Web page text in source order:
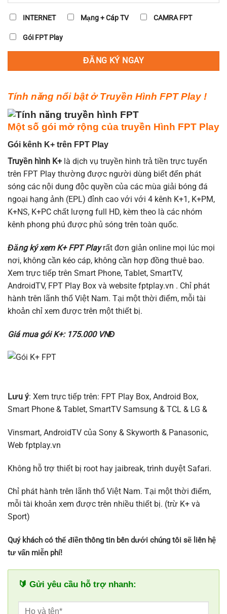
INTERNET Mạng + Cáp TV CAMRA FPT
Gói FPT Play
Tính năng nổi bật ở Truyền Hình FPT Play !
Một số gói mở rộng của truyền Hình FPT Play
Gói kênh K+ trên FPT Play
Truyền hình K+ là dịch vụ truyền hình trả tiền trực tuyến
trên FPT Play thường được người dùng biết đến phát
sóng các nội dung độc quyền của các mùa giải bóng đá
ngoại hạng ảnh (EPL) đỉnh cao với với 4 kênh K+1, K+PM,
K+NS, K+PC chất lượng full HD, kèm theo là các nhóm
kênh phong phú được phủ sóng trên toàn quốc.
Đăng ký xem K+ FPT Playrất đơn giản online mọi lúc mọi
nơi, không cần kéo cáp, không cần hợp đồng thuê bao.
Xem trực tiếp trên Smart Phone, Tablet, SmartTV,
AndroidTV, FPT Play Box và website fptplay.vn . Chỉ phát
hành trên lãnh thổ Việt Nam. Tại một thời điểm, mỗi tài
khoản chỉ xem được trên một thiết bị.
Giá mua gói K+: 175.000 VNĐ
Lưu ý: Xem trực tiếp trên: FPT Play Box, Android Box,
Smart Phone & Tablet, SmartTV Samsung & TCL & LG &
Vinsmart, AndroidTV của Sony & Skyworth & Panasonic,
Web fptplay.vn
Không hỗ trợ thiết bị root hay jaibreak, trình duyệt Safari.
Chỉ phát hành trên lãnh thổ Việt Nam. Tại một thời điểm,
mỗi tài khoản xem được trên nhiều thiết bị. (trừ K+ và
Sport)
Quý khách có thể điền thông tin bên dưới chúng tôi sẽ liên hệ
tư vấn miễn phí!
🔰 Gửi yêu cầu hỗ trợ nhanh: